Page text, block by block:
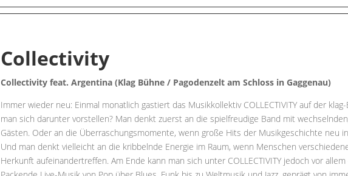
Collectivity
Collectivity feat. Argentina (Klag Bühne / Pagodenzelt am Schloss in Gaggenau)
Immer wieder neu: Einmal monatlich gastiert das Musikkollektiv COLLECTIVITY auf der
man sich darunter vorstellen? Man denkt zuerst an die spielfreudige Band mit
Gästen. Oder an die Überraschungsmomente, wenn große Hits der Musikgeschichte neu
Und man denkt vielleicht an die kribbelnde Energie im Raum, wenn Menschen
Herkunft aufeinandertreffen. Am Ende kann man sich unter COLLECTIVITY jedoch vor